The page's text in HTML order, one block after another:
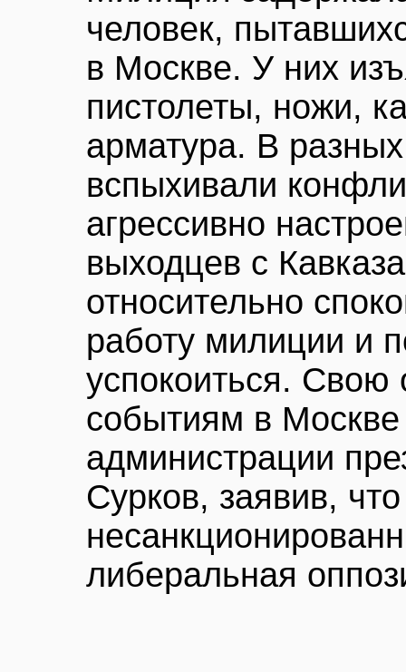
человек,
в Москве. У них
пистолеты, ножи,
арматура. В
вспыхивали
агрессивно
выходцев с
относительно
работу милиции и
успокоиться. Свою
событиям в
администрации
Сурков, заявив,
либеральная